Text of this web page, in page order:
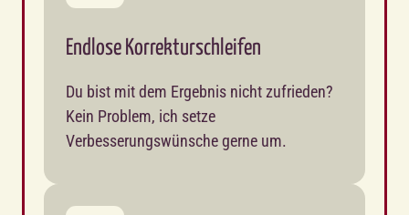
Endlose Korrekturschleifen
Du bist mit dem Ergebnis nicht zufrieden?
Kein Problem, ich setze
Verbesserungswünsche gerne um.